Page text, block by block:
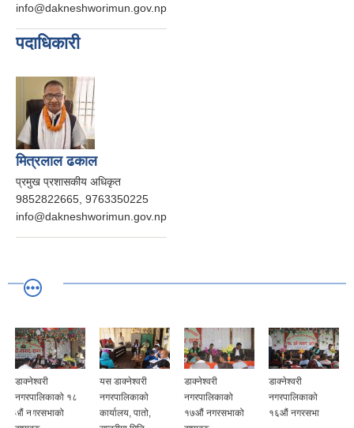
info@dakneshworimun.gov.np
पदाधिकारी
मित्रलाल ढकाल
प्रमुख प्रशासकीय अधिकृत
9852822665, 9763350225
info@dakneshworimun.gov.np
डाक्नेश्वरी
नगरपालिकाको १८
औं नगरसभाको
यस डाक्नेश्वरी
नगरपालिकाको
कार्यालय, पातो,
डाक्नेश्वरी
नगरपालिकाको
१७औं नगरसभाको
डाक्नेश्वरी
नगरपालिकाको
१६औं नगरसभा